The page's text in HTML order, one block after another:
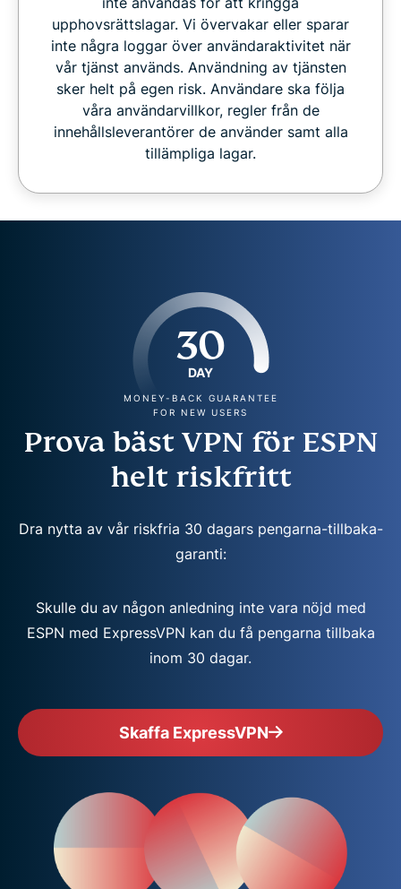
upphovsrättslagar. Vi övervakar eller sparar
inte några loggar över användaraktivitet när
vår tjänst används. Användning av tjänsten
sker helt på egen risk. Användare ska följa
våra användarvillkor, regler från de
innehållsleverantörer de använder samt alla
tillämpliga lagar.
30
DAY
MONEY-BACK GUARANTEE
FOR NEW USERS
Prova bäst VPN för ESPN
helt riskfritt
Dra nytta av vår riskfria 30 dagars pengarna-tillbaka-
garanti:
Skulle du av någon anledning inte vara nöjd med
ESPN med ExpressVPN kan du få pengarna tillbaka
inom 30 dagar.
Skaffa ExpressVPN